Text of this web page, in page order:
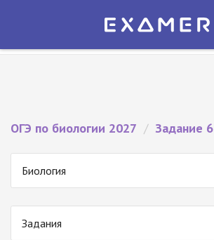
Экзамер — ЕГЭ 2027
ОГЭ по биологии 2027 / Задание 6
Биология
Задания